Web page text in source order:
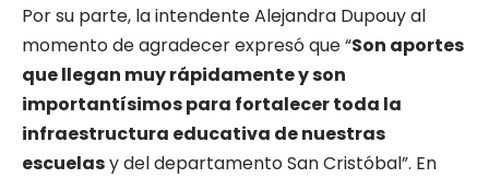
Por su parte, la intendente Alejandra Dupouy al
momento de agradecer expresó que “Son aportes
que llegan muy rápidamente y son
importantísimos para fortalecer toda la
infraestructura educativa de nuestras
escuelasy del departamento San Cristóbal”. En